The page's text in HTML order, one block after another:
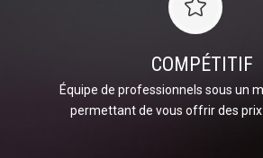
COMPÉTITIF
Équipe de professionnels sous un
permettant de vous offrir des